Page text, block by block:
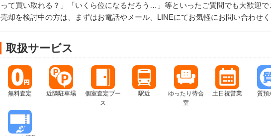
って買い取れる？」「いくら位になるだろう…」等といったご質問でも大歓迎
売却を検討中の方は、まずはお電話やメール、LINEにてお気軽にお問い合わせく
取扱サービス
無料査定 近隣駐車場
個室査定ブー
ス
駅近
ゆったり待合
室
土日祝営業 質預